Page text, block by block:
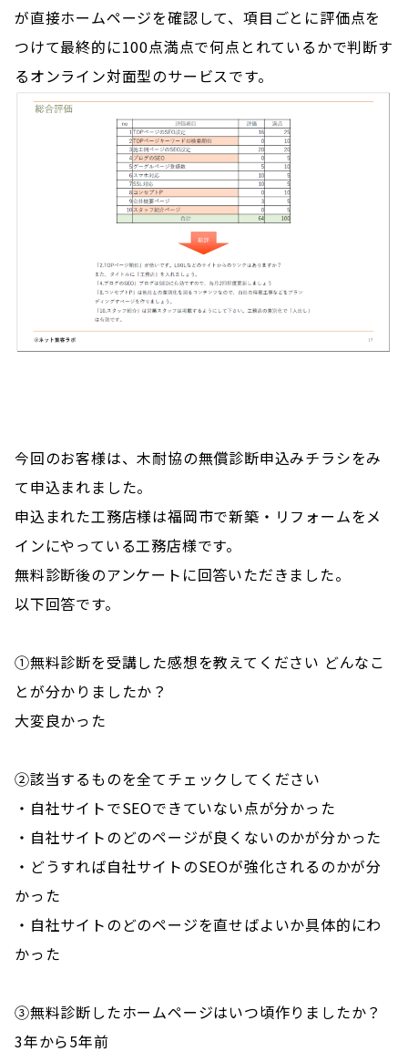
が直接ホームページを確認して、項目ごとに評価点を
つけて最終的に100点満点で何点とれているかで判断す
るオンライン対面型のサービスです。
今回のお客様は、木耐協の無償診断申込みチラシをみ
て申込まれました。
申込まれた工務店様は福岡市で新築・リフォームをメ
インにやっている工務店様です。
無料診断後のアンケートに回答いただきました。
以下回答です。
①無料診断を受講した感想を教えてください どんなこ
とが分かりましたか？
大変良かった
②該当するものを全てチェックしてください
・自社サイトでSEOできていない点が分かった
・自社サイトのどのページが良くないのかが分かった
・どうすれば自社サイトのSEOが強化されるのかが分
かった
・自社サイトのどのページを直せばよいか具体的にわ
かった
③無料診断したホームページはいつ頃作りましたか？
3年から5年前